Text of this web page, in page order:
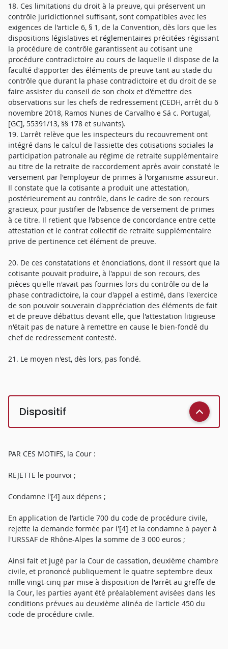
18. Ces limitations du droit à la preuve, qui préservent un
contrôle juridictionnel suffisant, sont compatibles avec les
exigences de l'article 6, § 1, de la Convention, dès lors que les
dispositions législatives et réglementaires précitées régissant
la procédure de contrôle garantissent au cotisant une
procédure contradictoire au cours de laquelle il dispose de la
faculté d'apporter des éléments de preuve tant au stade du
contrôle que durant la phase contradictoire et du droit de se
faire assister du conseil de son choix et d'émettre des
observations sur les chefs de redressement (CEDH, arrêt du 6
novembre 2018, Ramos Nunes de Carvalho e Sá c. Portugal,
[GC], 55391/13, §§ 178 et suivants).
19. L'arrêt relève que les inspecteurs du recouvrement ont
intégré dans le calcul de l'assiette des cotisations sociales la
participation patronale au régime de retraite supplémentaire
au titre de la retraite de raccordement après avoir constaté le
versement par l'employeur de primes à l'organisme assureur.
Il constate que la cotisante a produit une attestation,
postérieurement au contrôle, dans le cadre de son recours
gracieux, pour justifier de l'absence de versement de primes
à ce titre. Il retient que l'absence de concordance entre cette
attestation et le contrat collectif de retraite supplémentaire
prive de pertinence cet élément de preuve.
20. De ces constatations et énonciations, dont il ressort que la
cotisante pouvait produire, à l'appui de son recours, des
pièces qu'elle n'avait pas fournies lors du contrôle ou de la
phase contradictoire, la cour d'appel a estimé, dans l'exercice
de son pouvoir souverain d'appréciation des éléments de fait
et de preuve débattus devant elle, que l'attestation litigieuse
n'était pas de nature à remettre en cause le bien-fondé du
chef de redressement contesté.
21. Le moyen n'est, dès lors, pas fondé.
Dispositif
PAR CES MOTIFS, la Cour :
REJETTE le pourvoi ;
Condamne l'[4] aux dépens ;
En application de l'article 700 du code de procédure civile,
rejette la demande formée par l'[4] et la condamne à payer à
l'URSSAF de Rhône-Alpes la somme de 3 000 euros ;
Ainsi fait et jugé par la Cour de cassation, deuxième chambre
civile, et prononcé publiquement le quatre septembre deux
mille vingt-cinq par mise à disposition de l'arrêt au greffe de
la Cour, les parties ayant été préalablement avisées dans les
conditions prévues au deuxième alinéa de l'article 450 du
code de procédure civile.